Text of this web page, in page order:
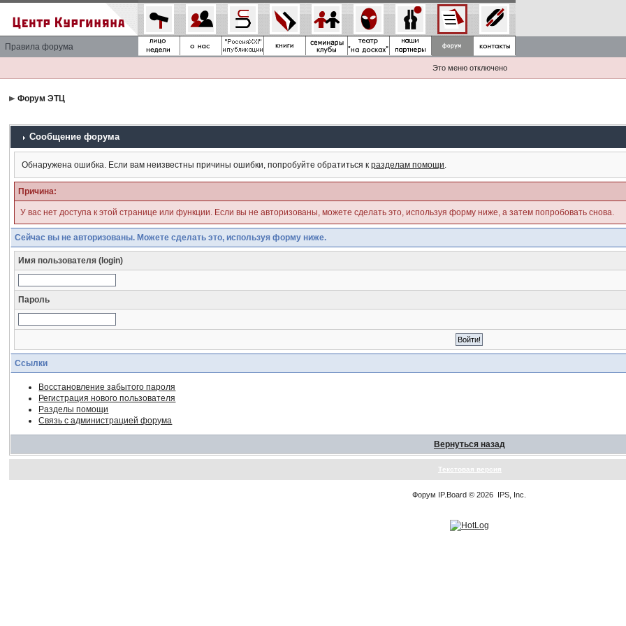
Правила форума
Это меню отключено
Форум ЭТЦ
Сообщение форума
Обнаружена ошибка. Если вам неизвестны причины ошибки, попробуйте обратиться кразделам помощи.
Причина:
У вас нет доступа к этой странице или функции. Если вы не авторизованы, можете сделать это, используя форму ниже, а затем попробовать снова.
Сейчас вы не авторизованы. Можете сделать это, используя форму ниже.
Имя пользователя (login)
Пароль
Ссылки
Восстановление забытого пароля
Регистрация нового пользователя
Разделы помощи
Связь с администрацией форума
Вернуться назад
Текстовая версия
Форум IP.Board © 2026 IPS, Inc